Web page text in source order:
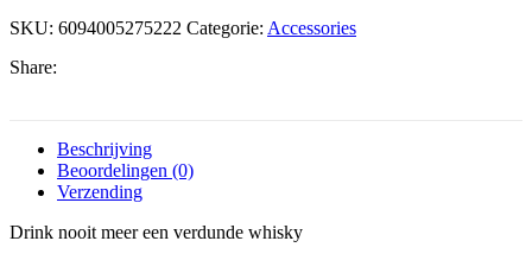
SKU: 6094005275222 Categorie: Accessories
Share:
Beschrijving
Beoordelingen (0)
Verzending
Drink nooit meer een verdunde whisky